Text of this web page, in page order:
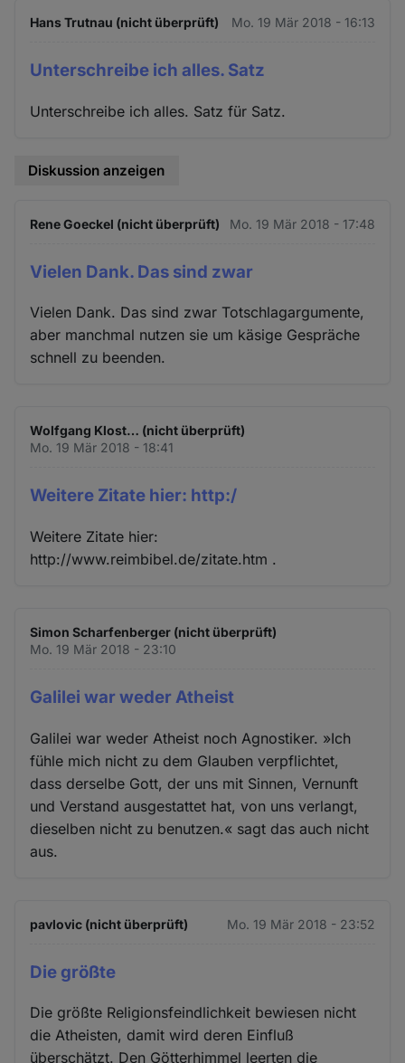
Hans Trutnau (nicht überprüft) Mo. 19 Mär 2018 - 16:13
Unterschreibe ich alles. Satz
Unterschreibe ich alles. Satz für Satz.
Diskussion anzeigen
Rene Goeckel (nicht überprüft) Mo. 19 Mär 2018 - 17:48
Vielen Dank. Das sind zwar
Vielen Dank. Das sind zwar Totschlagargumente,
aber manchmal nutzen sie um käsige Gespräche
schnell zu beenden.
Wolfgang Klost… (nicht überprüft)
Mo. 19 Mär 2018 - 18:41
Weitere Zitate hier: http:/
Weitere Zitate hier:
http://www.reimbibel.de/zitate.htm .
Simon Scharfenberger (nicht überprüft)
Mo. 19 Mär 2018 - 23:10
Galilei war weder Atheist
Galilei war weder Atheist noch Agnostiker. »Ich
fühle mich nicht zu dem Glauben verpflichtet,
dass derselbe Gott, der uns mit Sinnen, Vernunft
und Verstand ausgestattet hat, von uns verlangt,
dieselben nicht zu benutzen.« sagt das auch nicht
aus.
pavlovic (nicht überprüft) Mo. 19 Mär 2018 - 23:52
Die größte
Die größte Religionsfeindlichkeit bewiesen nicht
die Atheisten, damit wird deren Einfluß
überschätzt. Den Götterhimmel leerten die